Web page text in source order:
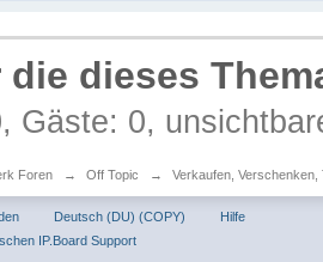
die dieses
Gäste: 0,
Foren → Off Topic → Verkaufen, Verschenken,
Deutsch (DU) (COPY)
Hilfe
IP.Board Support